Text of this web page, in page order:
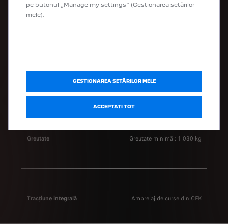
comandă hidraulică
Greutate Greutate minimă : 1 030 kg
Tracțiune integrală Ambreiaj de curse din CFK
pe butonul „Manage my settings” (Gestionarea setărilor
mele).
GESTIONAREA SETĂRILOR MELE
ACCEPTAȚI TOT